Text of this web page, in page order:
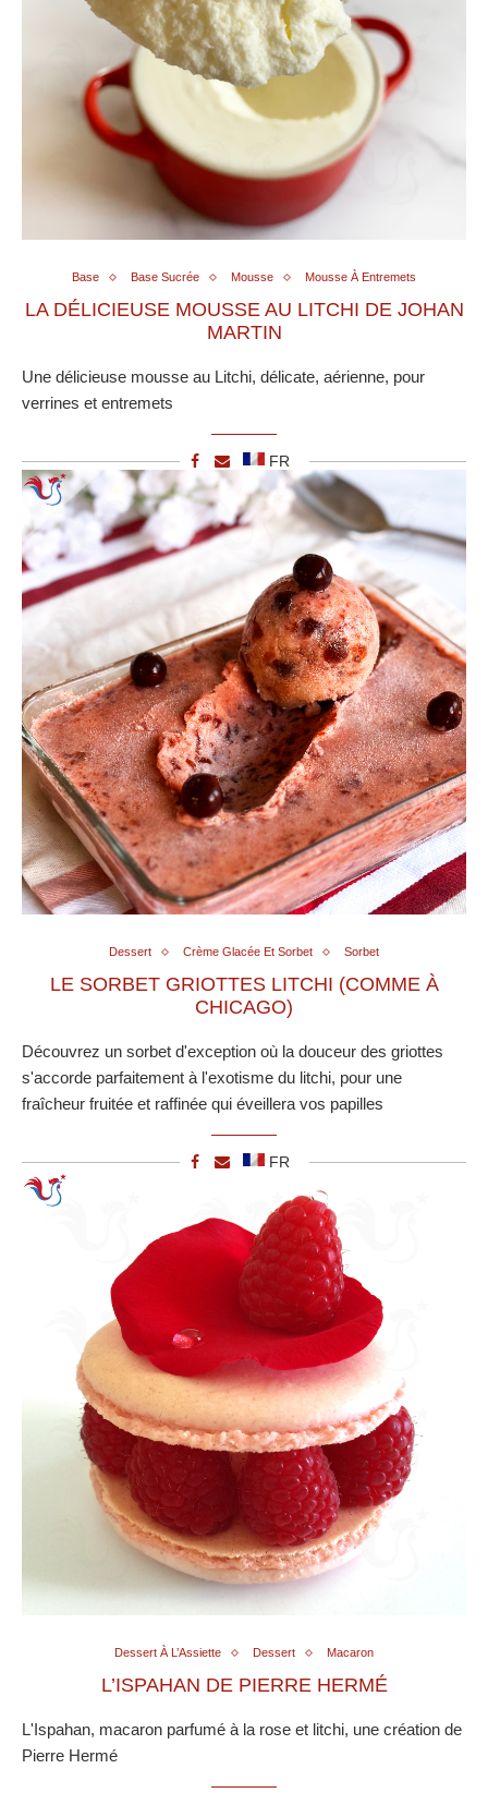
Base Base Sucrée Mousse Mousse À Entremets
LA DÉLICIEUSE MOUSSE AU LITCHI DE JOHAN
MARTIN
Une délicieuse mousse au Litchi, délicate, aérienne, pour
verrines et entremets
FR
Dessert Crème Glacée Et Sorbet Sorbet
LE SORBET GRIOTTES LITCHI (COMME À
CHICAGO)
Découvrez un sorbet d'exception où la douceur des griottes
s'accorde parfaitement à l'exotisme du litchi, pour une
fraîcheur fruitée et raffinée qui éveillera vos papilles
FR
Dessert À L’Assiette Dessert Macaron
L’ISPAHAN DE PIERRE HERMÉ
L'Ispahan, macaron parfumé à la rose et litchi, une création de
Pierre Hermé